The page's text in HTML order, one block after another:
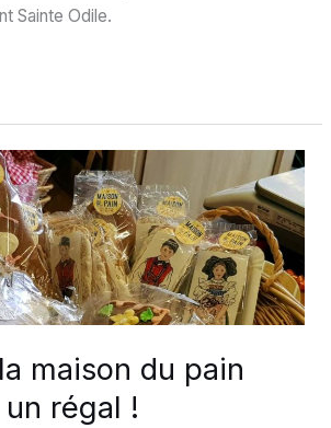
Sainte Odile.
maison du pain
un régal !